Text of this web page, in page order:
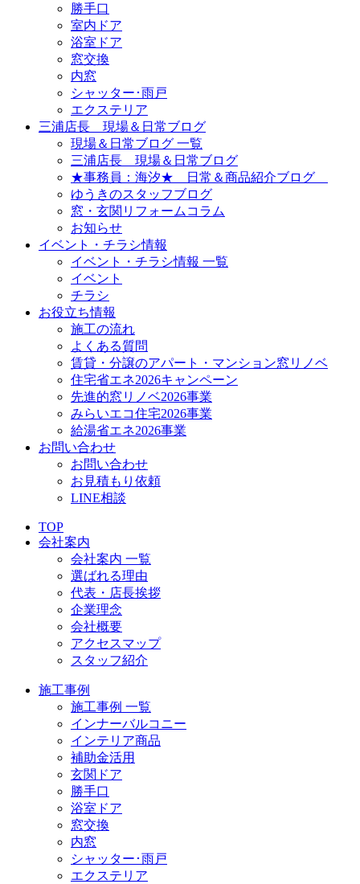
勝手口
室内ドア
浴室ドア
窓交換
内窓
シャッター･雨戸
エクステリア
三浦店長 現場＆日常ブログ
現場＆日常ブログ 一覧
三浦店長 現場＆日常ブログ
★事務員：海汐★ 日常＆商品紹介ブログ
ゆうきのスタッフブログ
窓・玄関リフォームコラム
お知らせ
イベント・チラシ情報
イベント・チラシ情報 一覧
イベント
チラシ
お役立ち情報
施工の流れ
よくある質問
賃貸・分譲のアパート・マンション窓リノベ
住宅省エネ2026キャンペーン
先進的窓リノベ2026事業
みらいエコ住宅2026事業
給湯省エネ2026事業
お問い合わせ
お問い合わせ
お見積もり依頼
LINE相談
TOP
会社案内
会社案内 一覧
選ばれる理由
代表・店長挨拶
企業理念
会社概要
アクセスマップ
スタッフ紹介
施工事例
施工事例 一覧
インナーバルコニー
インテリア商品
補助金活用
玄関ドア
勝手口
浴室ドア
窓交換
内窓
シャッター･雨戸
エクステリア